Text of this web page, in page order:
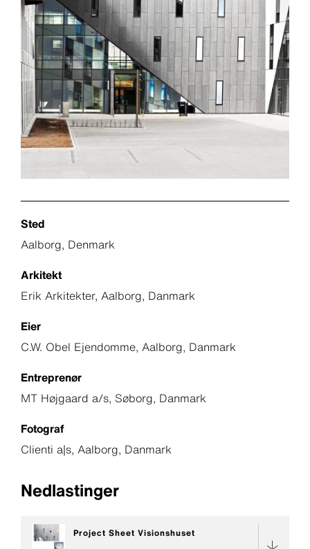
Sted
Aalborg, Denmark
Arkitekt
Erik Arkitekter, Aalborg, Danmark
Eier
C.W. Obel Ejendomme, Aalborg, Danmark
Entreprenør
MT Højgaard a/s, Søborg, Danmark
Fotograf
Clienti a|s, Aalborg, Danmark
Nedlastinger
Project Sheet Visionshuset